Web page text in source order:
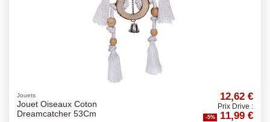
Jouets
Jouet Oiseaux Coton
Dreamcatcher 53Cm
12,62 €
Prix Drive :
-5% 11,99 €